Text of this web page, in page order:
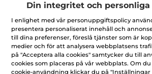
-60%
Din integritet och personliga
I enlighet med vår personuppgiftspolicy
presentera personaliserat innehåll och
till dina preferenser, föreslå tjänster som är
medier och för att analysera webbplatsens
på "Acceptera alla cookies" samtycker du till
cookies som placeras på vår webbplats. Om
cookie-användning klickar du på "Inställningar